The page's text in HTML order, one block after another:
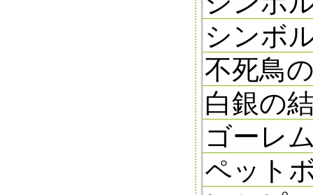
シンボ
不死鳥
白銀の
ゴーレ
ペット